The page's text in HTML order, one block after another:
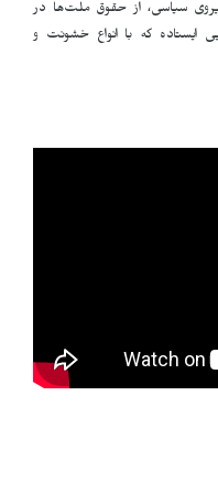
سیاسی، از حقوق ملت‌ها در
ایستاده که با انواع خشونت و